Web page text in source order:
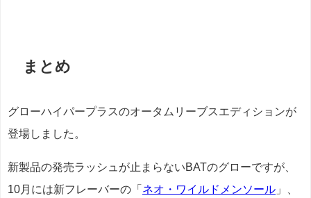
まとめ
グローハイパープラスのオータムリーブスエディションが
登場しました。
新製品の発売ラッシュが止まらないBATのグローですが、
10月には新フレーバーの「 ネオ・ワイルドメンソール 」、